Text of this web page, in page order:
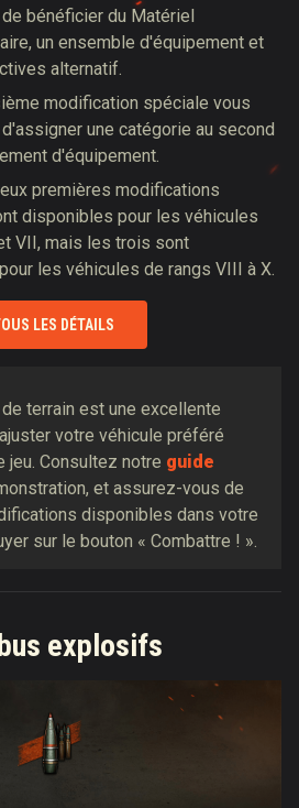
bénéficier du Matériel
un ensemble d'équipement et
alternatif.
modification spéciale vous
une catégorie au second
d'équipement.
premières modifications
disponibles pour les véhicules
VII, mais les trois sont
les véhicules de rangs VIII à X.
LES DÉTAILS
terrain est une excellente
votre véhicule préféré
Consultez notre guide
et assurez-vous de
disponibles dans votre
sur le bouton « Combattre ! ».
explosifs